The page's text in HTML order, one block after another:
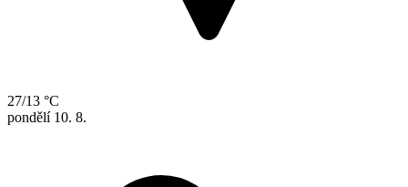
27/13 °C
pondělí 10. 8.